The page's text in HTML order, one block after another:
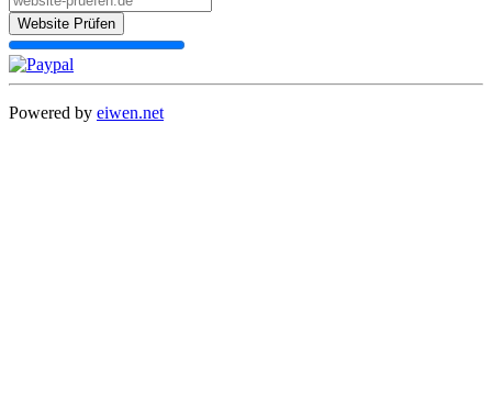
Website Prüfen
Powered by eiwen.net